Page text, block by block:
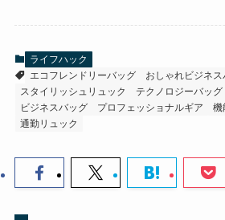
ライフハック
エコフレンドリーバッグ
おしゃれビジネス
スタイリッシュリュック
テクノロジーバッグ
ビジネスバッグ
プロフェッショナルギア 機
通勤リュック